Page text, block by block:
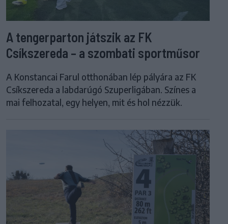
A tengerparton játszik az FK
Csíkszereda – a szombati sportműsor
A Konstancai Farul otthonában lép pályára az FK
Csíkszereda a labdarúgó Szuperligában. Színes a
mai felhozatal, egy helyen, mit és hol nézzük.